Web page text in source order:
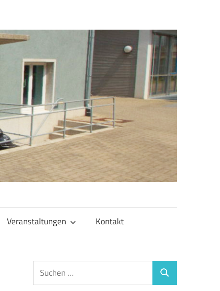
Veranstaltungen Kontakt
Suchen
nach:
Suchen